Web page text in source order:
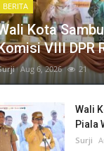
BERITA
Kota
VIII DPR
Aug 6, 2026 21
Wali
Piala
Surji